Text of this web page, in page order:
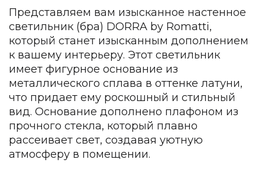
Корпусная мебель на заказ
Шкафы и гардеробные на заказ
Мебель для ванной
Офисная мебель
Детская мебель
Уличная и садовая мебель
Фитнес и wellness-оборудование
Коллекции
ROOM — Modern
INTERRA — Soft Modern
ARTOPIA — Mid-Century
DAYZ — Ethno
Представляем вам изысканное настенное
светильник (бра) DORRA by Romatti,
который станет изысканным дополнением
к вашему интерьеру. Этот светильник
имеет фигурное основание из
металлического сплава в оттенке латуни,
что придает ему роскошный и стильный
вид. Основание дополнено плафоном из
прочного стекла, который плавно
рассеивает свет, создавая уютную
атмосферу в помещении.